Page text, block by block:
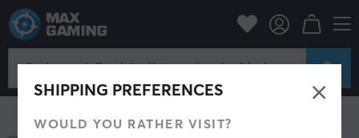
SHIPPING PREFERENCES
WOULD YOU RATHER VISIT?
Zuhause & Freizeit Accessoires Armbänder
Armbänder